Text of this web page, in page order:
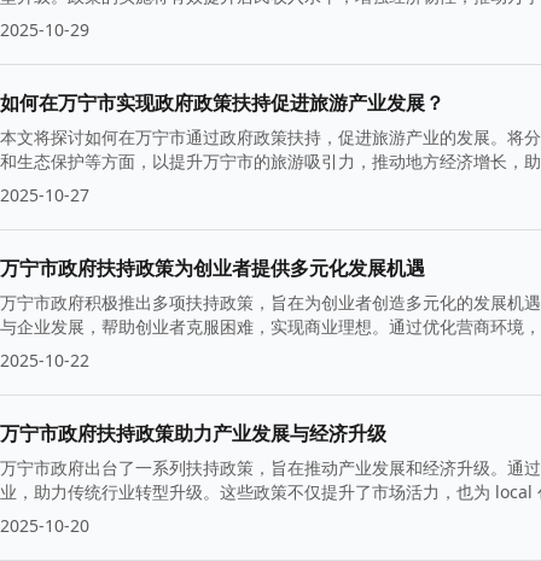
2025-10-29
如何在万宁市实现政府政策扶持促进旅游产业发展？
本文将探讨如何在万宁市通过政府政策扶持，促进旅游产业的发展。将
和生态保护等方面，以提升万宁市的旅游吸引力，推动地方经济增长，
2025-10-27
万宁市政府扶持政策为创业者提供多元化发展机遇
万宁市政府积极推出多项扶持政策，旨在为创业者创造多元化的发展机
与企业发展，帮助创业者克服困难，实现商业理想。通过优化营商环境
2025-10-22
万宁市政府扶持政策助力产业发展与经济升级
万宁市政府出台了一系列扶持政策，旨在推动产业发展和经济升级。通
业，助力传统行业转型升级。这些政策不仅提升了市场活力，也为
2025-10-20